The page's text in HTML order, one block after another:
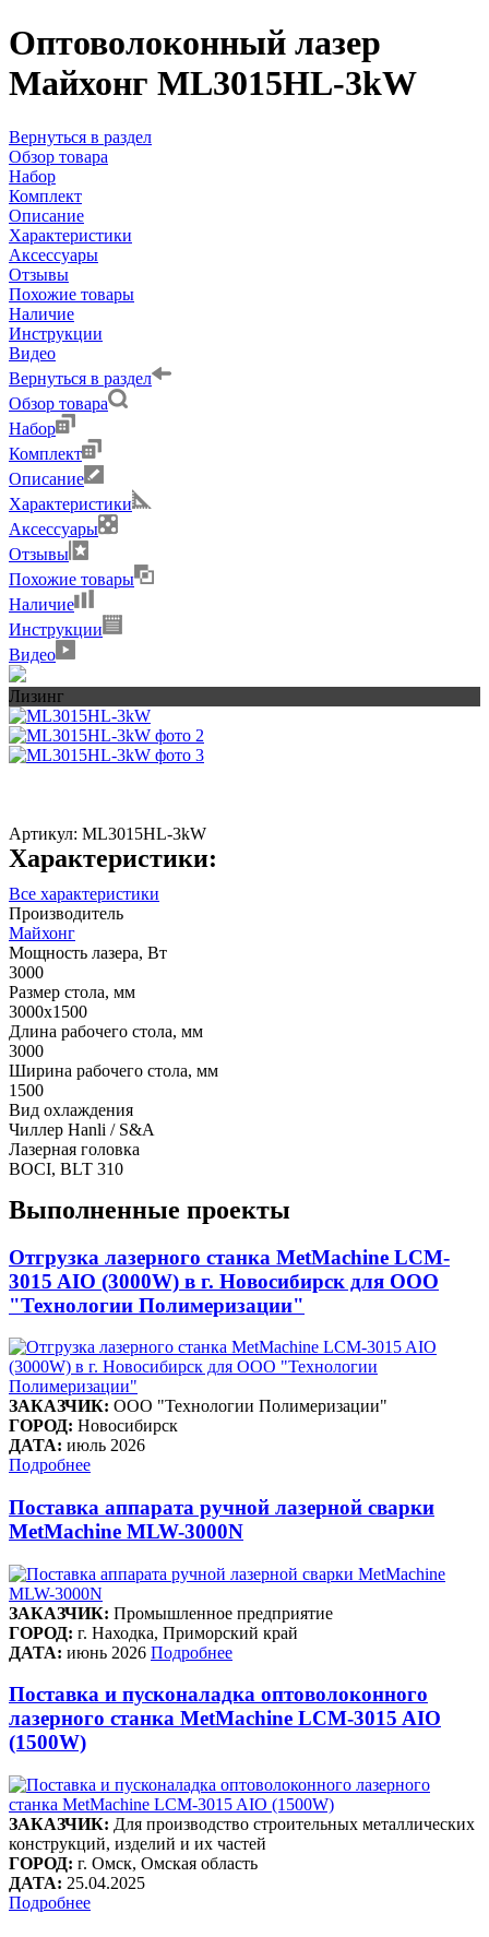
Оптоволоконный лазер
Майхонг ML3015HL-3kW
Вернуться в раздел
Обзор товара
Набор
Комплект
Описание
Характеристики
Аксессуары
Отзывы
Похожие товары
Наличие
Инструкции
Видео
Вернуться в раздел
Обзор товара
Набор
Комплект
Описание
Характеристики
Аксессуары
Отзывы
Похожие товары
Наличие
Инструкции
Видео
Лизинг
Артикул: ML3015HL-3kW
Характеристики:
Все характеристики
Производитель
Майхонг
Мощность лазера, Вт
3000
Размер стола, мм
3000х1500
Длина рабочего стола, мм
3000
Ширина рабочего стола, мм
1500
Вид охлаждения
Чиллер Hanli / S&A
Лазерная головка
BOCI, BLT 310
Выполненные проекты
Отгрузка лазерного станка MetMachine LCM-
3015 AIO (3000W) в г. Новосибирск для ООО
"Технологии Полимеризации"
ЗАКАЗЧИК: ООО "Технологии Полимеризации"
ГОРОД: Новосибирск
ДАТА: июль 2026
Подробнее
Поставка аппарата ручной лазерной сварки
MetMachine MLW-3000N
ЗАКАЗЧИК: Промышленное предприятие
ГОРОД: г. Находка, Приморский край
ДАТА: июнь 2026 Подробнее
Поставка и пусконаладка оптоволоконного
лазерного станка MetMachine LCM-3015 AIO
(1500W)
ЗАКАЗЧИК: Для производство строительных металлических
конструкций, изделий и их частей
ГОРОД: г. Омск, Омская область
ДАТА: 25.04.2025
Подробнее